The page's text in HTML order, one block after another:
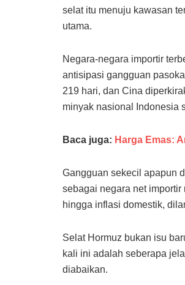
selat itu menuju kawasan
utama.
Negara-negara importir
antisipasi gangguan
219 hari, dan Cina
minyak nasional Indonesia
Baca juga: Harga Emas:
Gangguan sekecil apapun
sebagai negara net
hingga inflasi domestik,
Selat Hormuz bukan isu
kali ini adalah seberapa
diabaikan.